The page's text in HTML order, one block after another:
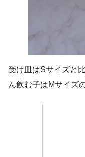
受け皿はSサイズと
ん飲む子はMサイズ